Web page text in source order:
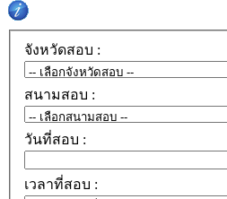
จังหวัดสอบ :
สนามสอบ :
วันที่สอบ :
เวลาที่สอบ :